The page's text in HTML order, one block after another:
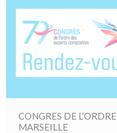
CONGRES DE
MARSEILLE